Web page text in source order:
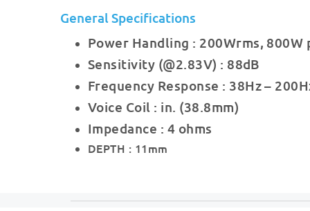
General Specifications
Power Handling : 200Wrms, 800W
Sensitivity (@2.83V) : 88dB
Frequency Response : 38Hz –
Voice Coil : in. (38.8mm)
Impedance : 4 ohms
DEPTH : 11mm